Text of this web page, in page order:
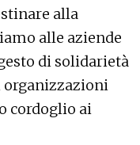
alla
alle aziende
di solidarietà
organizzazioni
cordoglio ai